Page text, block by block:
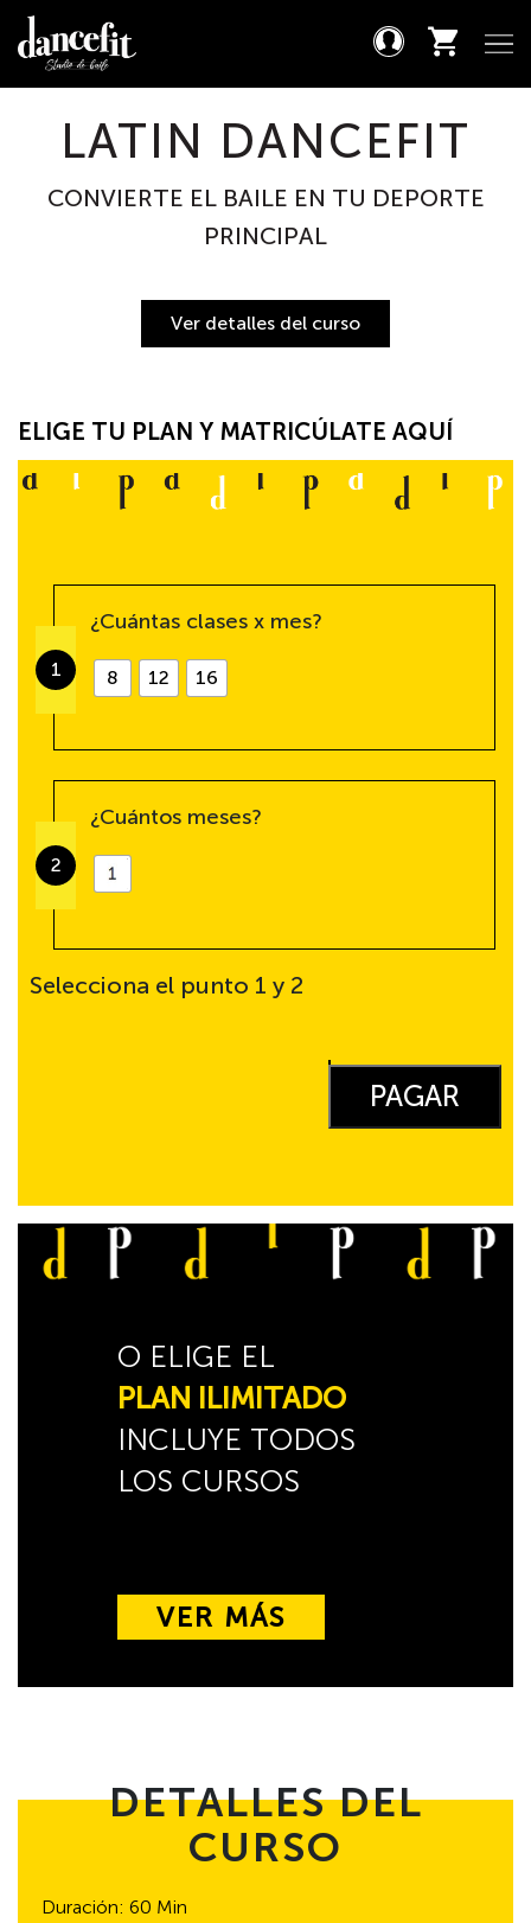
LATIN DANCEFIT
CONVIERTE EL BAILE EN TU DEPORTE
PRINCIPAL
Ver detalles del curso
ELIGE TU PLAN Y MATRICÚLATE AQUÍ
1
¿Cuántas clases x mes?
8 12 16
2
¿Cuántos meses?
Selecciona el punto 1 y 2
Latin
Dancefit
PAGAR
O ELIGE EL
PLAN ILIMITADO
INCLUYE TODOS
LOS CURSOS
VER MÁS
DETALLES DEL
CURSO
Duración: 60 Min